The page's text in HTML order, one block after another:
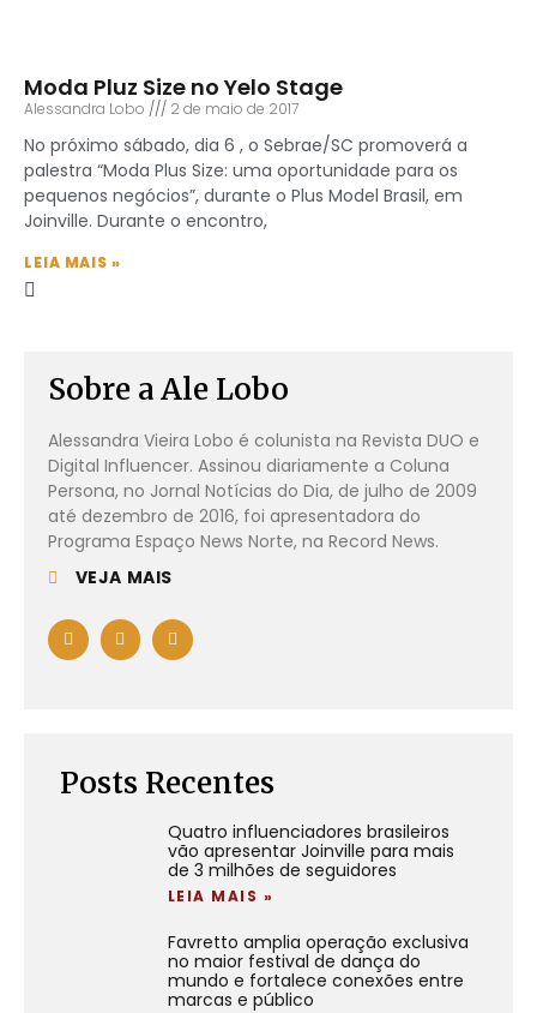
Moda Pluz Size no Yelo Stage
Alessandra Lobo 2 de maio de 2017
No próximo sábado, dia 6 , o Sebrae/SC promoverá a
palestra “Moda Plus Size: uma oportunidade para os
pequenos negócios”, durante o Plus Model Brasil, em
Joinville. Durante o encontro,
LEIA MAIS »
Sobre a Ale Lobo
Alessandra Vieira Lobo é colunista na Revista DUO e
Digital Influencer. Assinou diariamente a Coluna
Persona, no Jornal Notícias do Dia, de julho de 2009
até dezembro de 2016, foi apresentadora do
Programa Espaço News Norte, na Record News.
VEJA MAIS
Posts Recentes
Quatro influenciadores brasileiros
vão apresentar Joinville para mais
de 3 milhões de seguidores
LEIA MAIS »
Favretto amplia operação exclusiva
no maior festival de dança do
mundo e fortalece conexões entre
marcas e público